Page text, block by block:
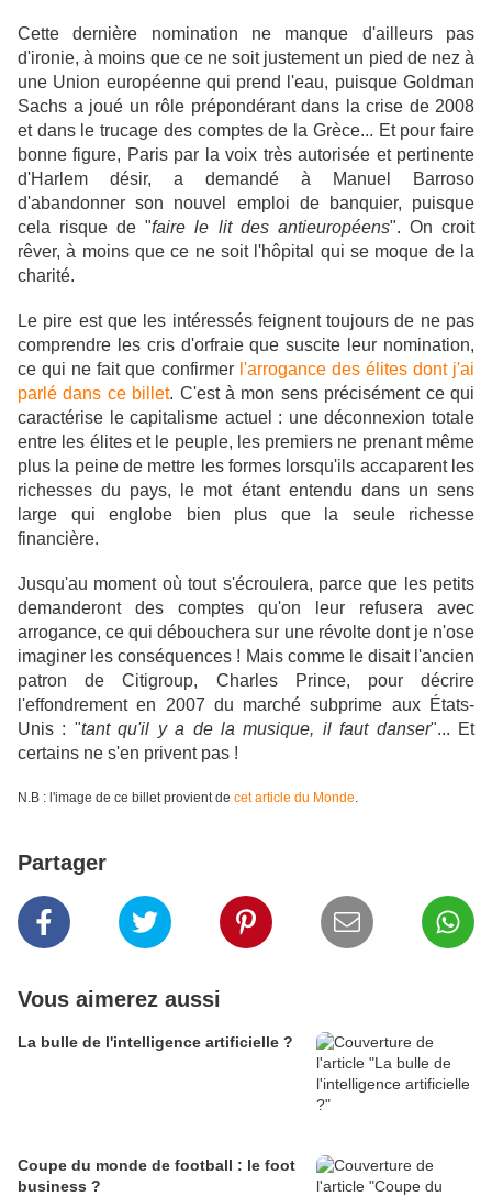
Cette dernière nomination ne manque d'ailleurs pas
d'ironie, à moins que ce ne soit justement un pied de nez à
une Union européenne qui prend l'eau, puisque Goldman
Sachs a joué un rôle prépondérant dans la crise de 2008
et dans le trucage des comptes de la Grèce... Et pour faire
bonne figure, Paris par la voix très autorisée et pertinente
d'Harlem désir, a demandé à Manuel Barroso
d'abandonner son nouvel emploi de banquier, puisque
cela risque de "faire le lit des antieuropéens". On croit
rêver, à moins que ce ne soit l'hôpital qui se moque de la
charité.
Le pire est que les intéressés feignent toujours de ne pas
comprendre les cris d'orfraie que suscite leur nomination,
ce qui ne fait que confirmer l'arrogance des élites dont j'ai
parlé dans ce billet. C'est à mon sens précisément ce qui
caractérise le capitalisme actuel : une déconnexion totale
entre les élites et le peuple, les premiers ne prenant même
plus la peine de mettre les formes lorsqu'ils accaparent les
richesses du pays, le mot étant entendu dans un sens
large qui englobe bien plus que la seule richesse
financière.
Jusqu'au moment où tout s'écroulera, parce que les petits
demanderont des comptes qu'on leur refusera avec
arrogance, ce qui débouchera sur une révolte dont je n'ose
imaginer les conséquences ! Mais comme le disait l'ancien
patron de Citigroup, Charles Prince, pour décrire
l'effondrement en 2007 du marché subprime aux États-
Unis : "tant qu'il y a de la musique, il faut danser"... Et
certains ne s'en privent pas !
N.B : l'image de ce billet provient de cet article du Monde.
Partager
Vous aimerez aussi
La bulle de l'intelligence artificielle ?
Coupe du monde de football : le foot
business ?